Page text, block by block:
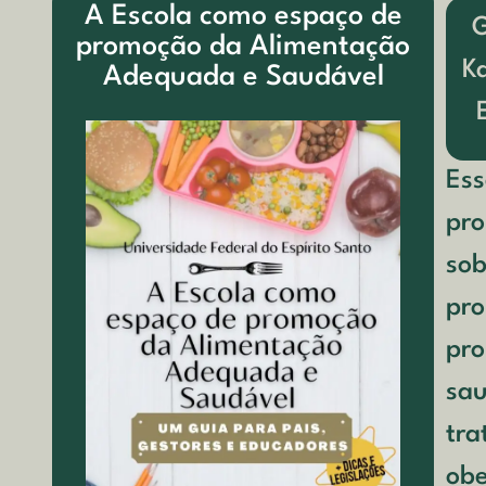
A Escola como espaço de
promoção da Alimentação
Adequada e Saudável